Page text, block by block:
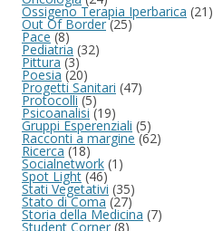
Ossigeno Terapia Iperbarica (21)
Out Of Border(25)
Pace(8)
Pediatria (32)
Pittura(3)
Poesia (20)
Progetti Sanitari (47)
Protocolli(5)
Psicoanalisi (19)
Gruppi Esperenziali (5)
Racconti a margine (62)
Ricerca(18)
Socialnetwork (1)
Spot Light(46)
Stati Vegetativi (35)
Stato di Coma(27)
Storia della Medicina (7)
Student Corner(8)